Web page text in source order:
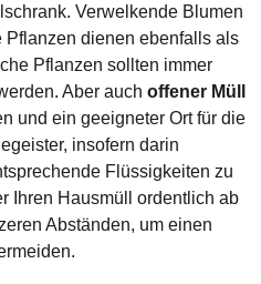
Verwelkende Blumen
dienen ebenfalls als
Pflanzen sollten immer
Aber auchoffener Müll
und ein geeigneter Ort für die
insofern darin
Flüssigkeiten zu
Ihren Hausmüll ordentlich ab
Abständen, um einen